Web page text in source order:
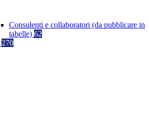
Consulenti e collaboratori (da pubblicare in
tabelle) 62
270